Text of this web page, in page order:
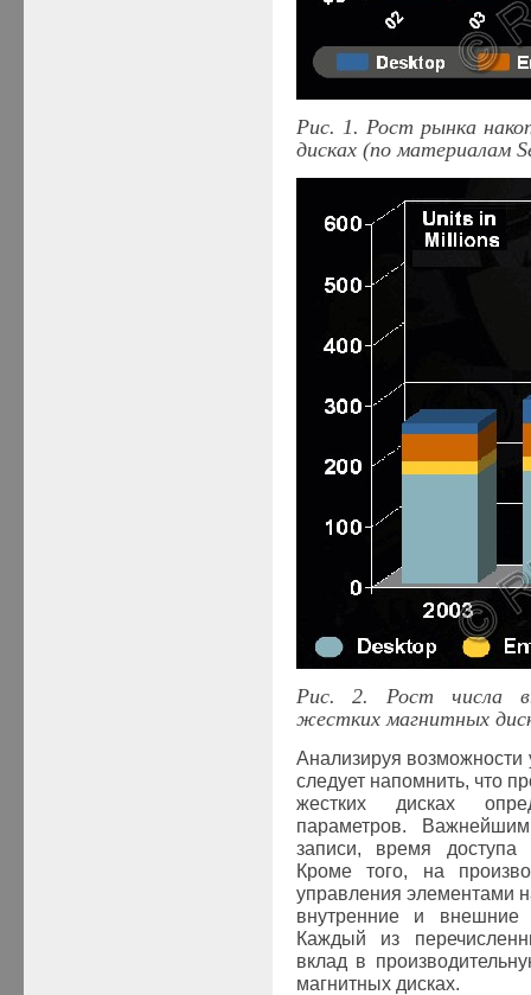
Рис. 1. Рост рынка
дисках (по материалам
Рис. 2. Рост числа
жестких магнитных
Анализируя
следует напомнить, что
жестких дисках
параметров.
записи, время
Кроме того, на
управления элементами
внутренние и внешние
Каждый из
вклад в
магнитных дисках.